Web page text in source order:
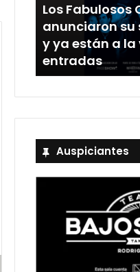
Los Fabulosos
anunciaron su
y ya están a
entradas
Auspiciantes